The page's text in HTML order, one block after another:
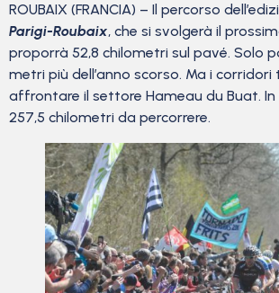
ROUBAIX (FRANCIA) – Il percorso
Parigi-Roubaix, che si svolgerà il
proporrà 52,8 chilometri sul pavé. Solo
metri più dell’anno scorso. Ma i
affrontare il settore Hameau du Buat.
257,5 chilometri da percorrere.